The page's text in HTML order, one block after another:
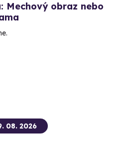
Mechový obraz nebo
08. 2026